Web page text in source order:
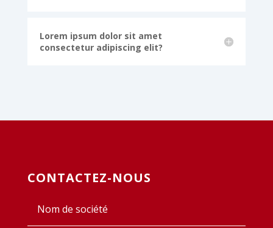
Lorem ipsum dolor sit amet
consectetur adipiscing elit?
CONTACTEZ-NOUS